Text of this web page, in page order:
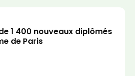
1 400 nouveaux diplômés
de Paris